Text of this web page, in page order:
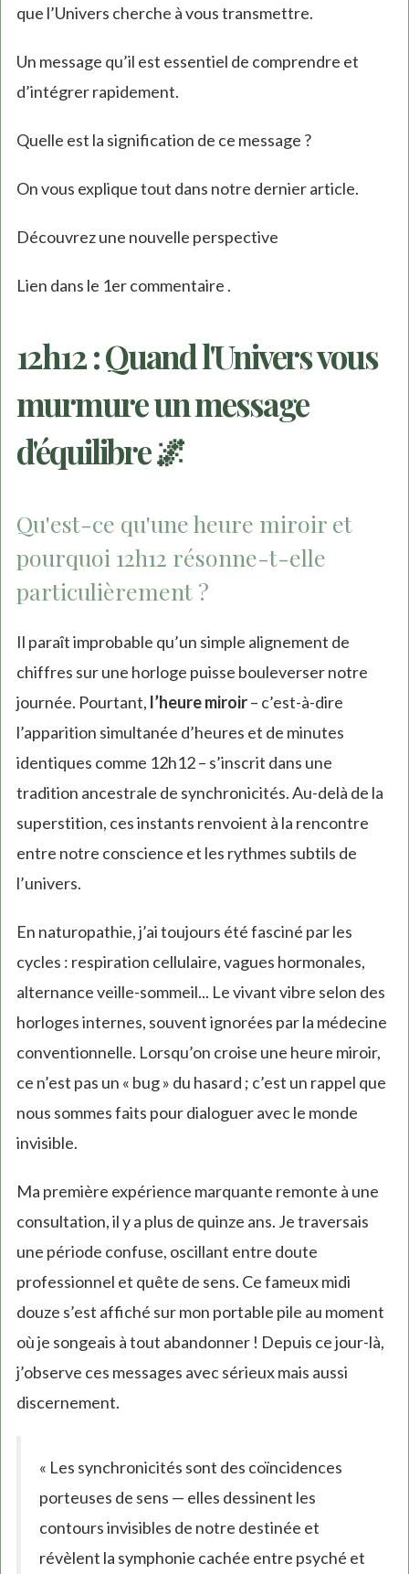
que l’Univers cherche à vous transmettre.
Un message qu’il est essentiel de comprendre et
d’intégrer rapidement.
Quelle est la signification de ce message ?
On vous explique tout dans notre dernier article.
Découvrez une nouvelle perspective
Lien dans le 1er commentaire .
12h12 : Quand l'Univers vous
murmure un message
d'équilibre 🌌
Qu'est-ce qu'une heure miroir et
pourquoi 12h12 résonne-t-elle
particulièrement ?
Il paraît improbable qu’un simple alignement de
chiffres sur une horloge puisse bouleverser notre
journée. Pourtant, l’heure miroir– c’est-à-dire
l’apparition simultanée d’heures et de minutes
identiques comme 12h12 – s’inscrit dans une
tradition ancestrale de synchronicités. Au-delà de la
superstition, ces instants renvoient à la rencontre
entre notre conscience et les rythmes subtils de
l’univers.
En naturopathie, j’ai toujours été fasciné par les
cycles : respiration cellulaire, vagues hormonales,
alternance veille-sommeil... Le vivant vibre selon des
horloges internes, souvent ignorées par la médecine
conventionnelle. Lorsqu’on croise une heure miroir,
ce n’est pas un « bug » du hasard ; c’est un rappel que
nous sommes faits pour dialoguer avec le monde
invisible.
Ma première expérience marquante remonte à une
consultation, il y a plus de quinze ans. Je traversais
une période confuse, oscillant entre doute
professionnel et quête de sens. Ce fameux midi
douze s’est affiché sur mon portable pile au moment
où je songeais à tout abandonner ! Depuis ce jour-là,
j’observe ces messages avec sérieux mais aussi
discernement.
« Les synchronicités sont des coïncidences
porteuses de sens — elles dessinent les
contours invisibles de notre destinée et
révèlent la symphonie cachée entre psyché et